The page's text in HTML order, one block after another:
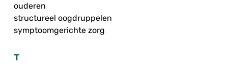
ouderen
structureel oogdruppelen
symptoomgerichte zorg
T